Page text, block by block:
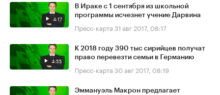
4:17
В Ираке с 1 сентября из школьной
программы исчезнет учение Дарвина
Пресс-карта 31 авг 2017, 08:17
4:55
К 2018 году 390 тыс сирийцев получат
право перевезти семьи в Германию
Пресс-карта 30 авг 2017, 08:19
Эммануэль Макрон предлагает